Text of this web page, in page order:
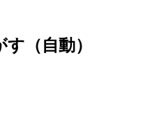
（自動）